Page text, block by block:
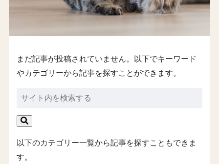
まだ記事が投稿されていません。以下でキーワード
やカテゴリーから記事を探すことができます。
以下のカテゴリー一覧から記事を探すこともできま
す。